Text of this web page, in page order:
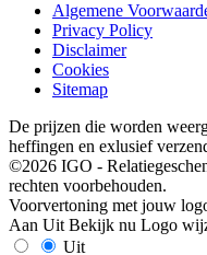
Algemene
Privacy Policy
Disclaimer
Cookies
Sitemap
De prijzen die worden
heffingen en exlusief
©2026 IGO -
rechten voorbehouden.
Voorvertoning met jouw
Aan Uit Bekijk nu Logo
Uit